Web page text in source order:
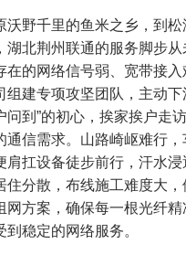
沃野千里的鱼米之乡，到
湖北荆州联通的服务脚步
在的网络信号弱、宽带接
组建专项攻坚团队，主动下
问到”的初心，挨家挨户走
通信需求。山路崎岖难行
肩扛设备徒步前行，汗水
住分散，布线施工难度大
网方案，确保每一根光纤
到稳定的网络服务。